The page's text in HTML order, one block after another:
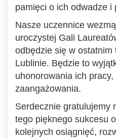
pamięci o ich odwadze i
Nasze uczennice
uroczystej Gali
odbędzie się w ostatnim
Lublinie. Będzie to
uhonorowania ich
zaangażowania.
Serdecznie gratulujemy
tego pięknego sukcesu
kolejnych osiągnięć,